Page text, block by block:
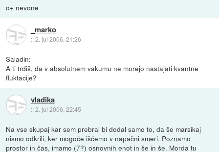
o+ nevone
_marko
::2. jul 2006, 21:26
Saladin:
A ti trdiš, da v absolutnem vakumu ne morejo nastajati kvantne
fluktacije?
vladika
::2. jul 2006, 22:45
Na vse skupaj kar sem prebral bi dodal samo to, da še marsikaj
nismo odkrili, ker mogoče iščemo v napačni smeri. Poznamo
prostor in čas, imamo (7?) osnovnih enot in še in še. Morda tu